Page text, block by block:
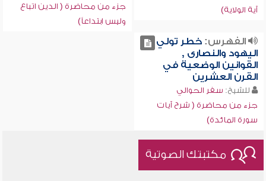
آية الولاية)
جزء من محاضرة ( الدين اتباع
وليس ابتداعاً)
الفهرس:خطر تولي
اليهود والنصارى ,
القوانين الوضعية في
القرن العشرين
للشيخ: سفر الحوالي
جزء من محاضرة ( شرح آيات
سورة المائدة)
مكتبتك الصوتية